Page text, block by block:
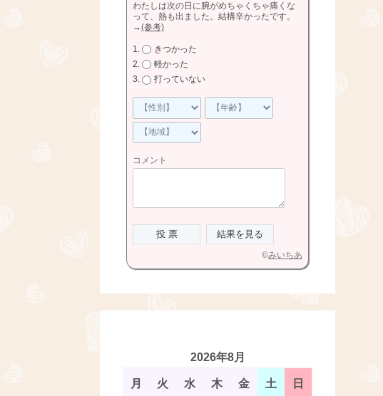
わたしは次の日に腕がめちゃくちゃ痛くな
って、熱も出ました。結構辛かったです。
→(参考)
きつかった
軽かった
打っていない
コメント
©みいちあ
2026年8月
月 火 水 木 金 土 日